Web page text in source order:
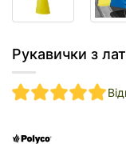
Рукавички з